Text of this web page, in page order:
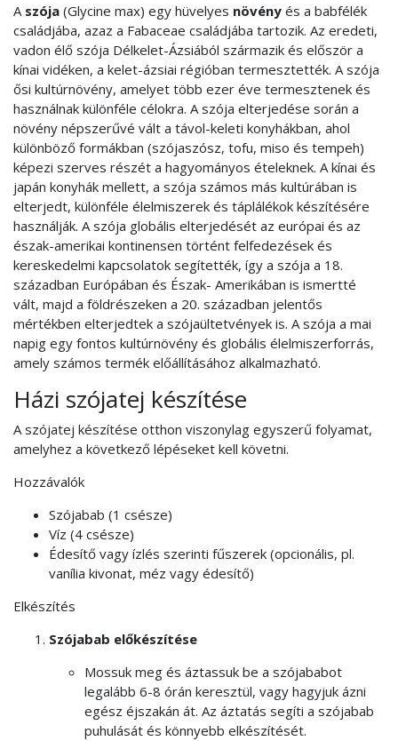
A szója (Glycine max) egy hüvelyes növény és a babfélék
családjába, azaz a Fabaceae családjába tartozik. Az eredeti,
vadon élő szója Délkelet-Ázsiából származik és először a
kínai vidéken, a kelet-ázsiai régióban termesztették. A szója
ősi kultúrnövény, amelyet több ezer éve termesztenek és
használnak különféle célokra. A szója elterjedése során a
növény népszerűvé vált a távol-keleti konyhákban, ahol
különböző formákban (szójaszósz, tofu, miso és tempeh)
képezi szerves részét a hagyományos ételeknek. A kínai és
japán konyhák mellett, a szója számos más kultúrában is
elterjedt, különféle élelmiszerek és táplálékok készítésére
használják. A szója globális elterjedését az európai és az
észak-amerikai kontinensen történt felfedezések és
kereskedelmi kapcsolatok segítették, így a szója a 18.
században Európában és Észak- Amerikában is ismertté
vált, majd a földrészeken a 20. században jelentős
mértékben elterjedtek a szójaültetvények is. A szója a mai
napig egy fontos kultúrnövény és globális élelmiszerforrás,
amely számos termék előállításához alkalmazható.
Házi szójatej készítése
A szójatej készítése otthon viszonylag egyszerű folyamat,
amelyhez a következő lépéseket kell követni.
Hozzávalók
Szójabab (1 csésze)
Víz (4 csésze)
Édesítő vagy ízlés szerinti fűszerek (opcionális, pl.
vanília kivonat, méz vagy édesítő)
Elkészítés
Szójabab előkészítése
Mossuk meg és áztassuk be a szójababot
legalább 6-8 órán keresztül, vagy hagyjuk ázni
egész éjszakán át. Az áztatás segíti a szójabab
puhulását és könnyebb elkészítését.